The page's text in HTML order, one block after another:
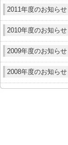
2011年度のお知らせ
2010年度のお知らせ
2009年度のお知らせ
2008年度のお知らせ